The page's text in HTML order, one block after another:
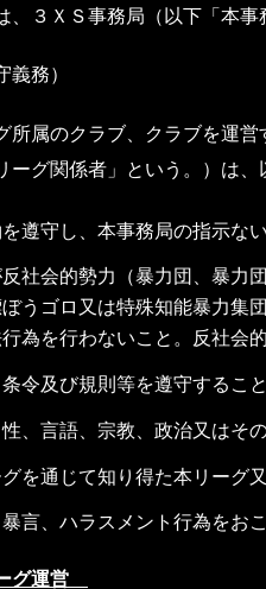
３ＸＳ事務局（以下「本事
義務）
のクラブ、クラブを運営
ーグ関係者」という。）は
遵守し、本事務局の指示な
反社会的勢力（暴力団、暴力
うゴロ又は特殊知能暴力集
為を行わないこと。反社会
令及び規則等を遵守すること
性、言語、宗教、政治又はそ
を通じて知り得た本リーグ
言、ハラスメント行為をお
グ運営